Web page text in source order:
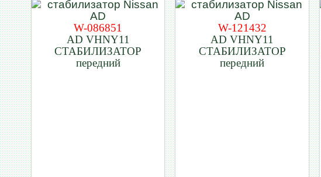
W-086851
AD VHNY11
СТАБИЛИЗАТОР
передний
W-121432
AD VHNY11
СТАБИЛИЗАТОР
передний